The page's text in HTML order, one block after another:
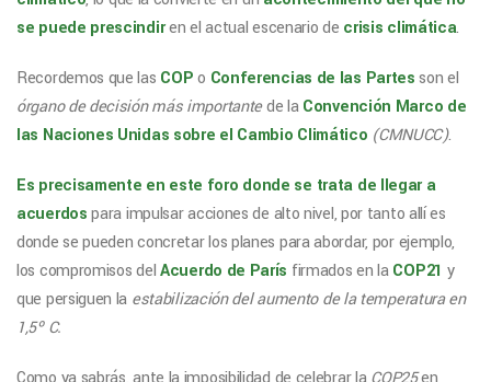
se puede prescindiren el actual escenario de crisis climática.
Recordemos que las COPo Conferencias de las Partesson el
órgano de decisión más importantede laConvención Marco de
las Naciones Unidas sobre el Cambio Climático (CMNUCC).
Es precisamente en este foro donde se trata de llegar a
acuerdospara impulsar acciones de alto nivel, por tanto allí es
donde se pueden concretar los planes para abordar, por ejemplo,
los compromisos delAcuerdo de París firmados en laCOP21 y
que persiguen la estabilización del aumento de la temperatura en
1,5º C.